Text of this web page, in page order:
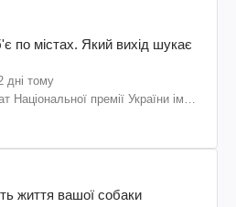
по містах. Який вихід шукає
дні тому
Національної премії України ім.
життя вашої собаки